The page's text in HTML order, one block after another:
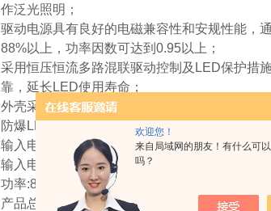
欢迎您！
来自局域网的朋友！有什么可
吗？
作泛光照明；
驱动电源具有良好的电磁兼容性和安规性能，
88%以上，功率因数可达到0.95以上；
采用恒压恒流多路混联驱动控制及LED保护措
靠，延长LED使用寿命；
外壳采用铝合金压铸成型，内置驱动控制电源
防爆LED泛光灯GB8040-L40技术参数：
输入电压:220V
输入电流:DC330mA±20mA,50~60Hz
功率:80W
产品总光通量:5100±300Lm